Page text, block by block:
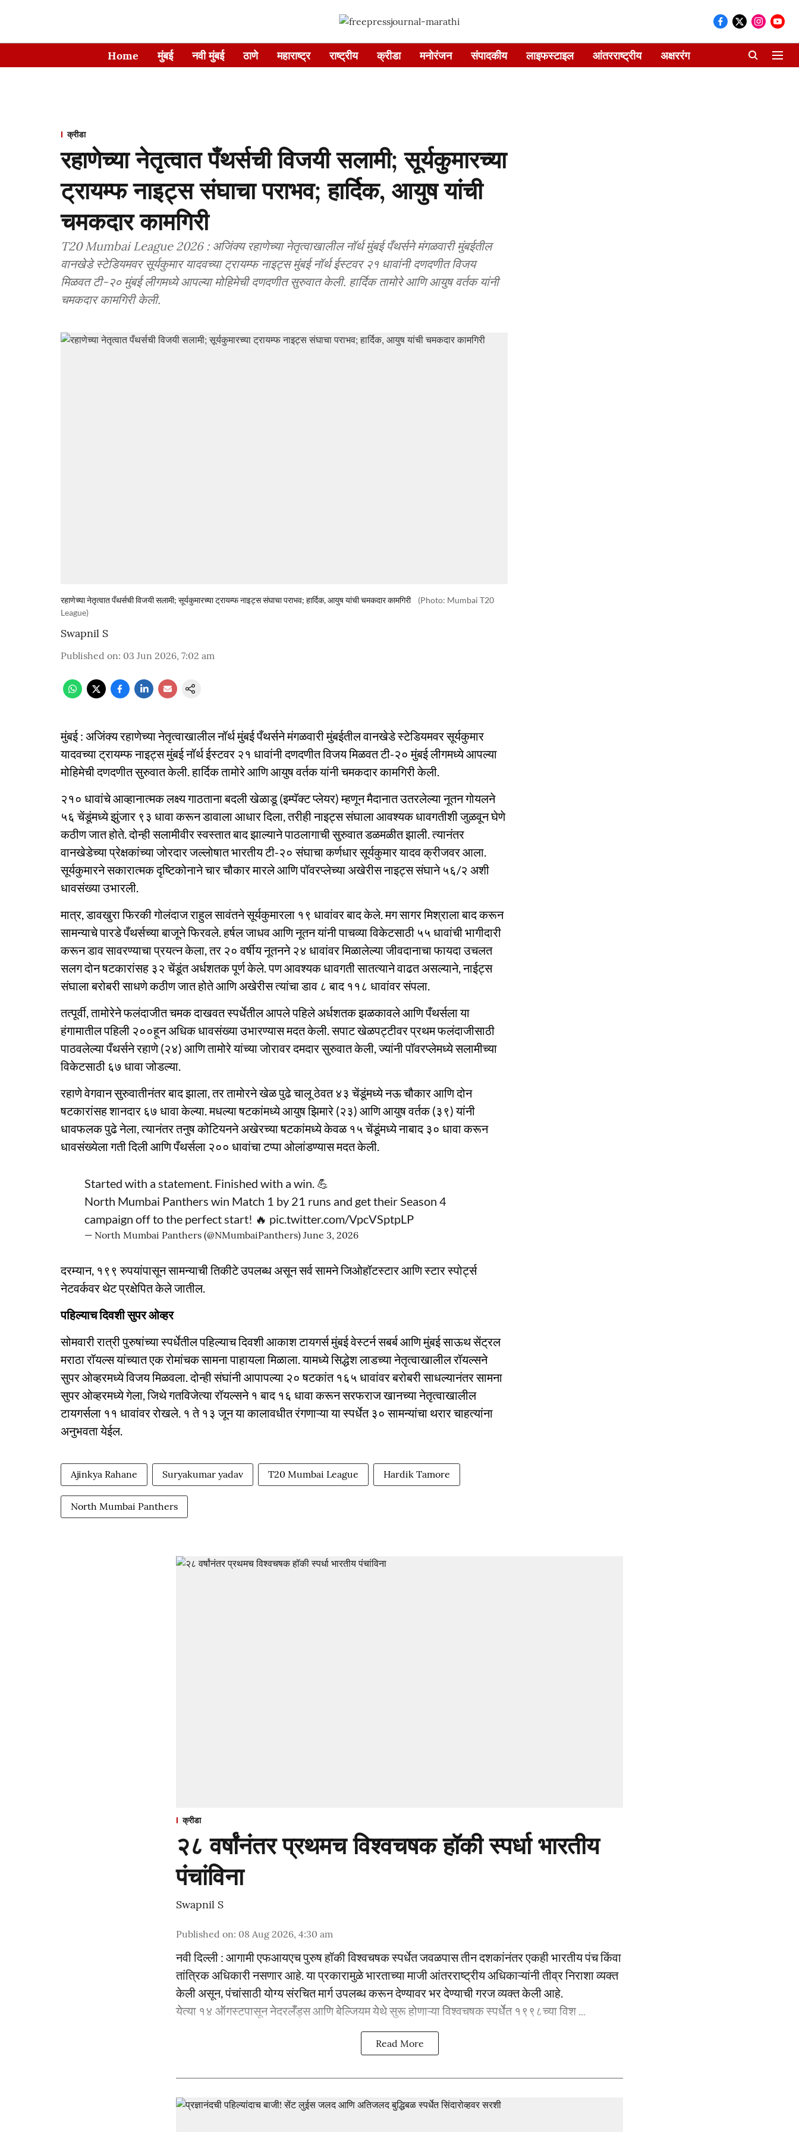
Home मुंबई नवी मुंबई ठाणे महाराष्ट्र राष्ट्रीय क्रीडा मनोरंजन संपादकीय लाइफस्टाइल आंतरराष्ट्रीय अक्षररंग
क्रीडा
रहाणेच्या नेतृत्वात पँथर्सची विजयी सलामी; सूर्यकुमारच्या
ट्रायम्फ नाइट्स संघाचा पराभव; हार्दिक, आयुष यांची
चमकदार कामगिरी
T20 Mumbai League 2026 : अजिंक्य रहाणेच्या नेतृत्वाखालील नॉर्थ मुंबई पँथर्सने मंगळवारी मुंबईतील
वानखेडे स्टेडियमवर सूर्यकुमार यादवच्या ट्रायम्फ नाइट्स मुंबई नॉर्थ ईस्टवर २१ धावांनी दणदणीत विजय
मिळवत टी-२० मुंबई लीगमध्ये आपल्या मोहिमेची दणदणीत सुरुवात केली. हार्दिक तामोरे आणि आयुष वर्तक यांनी
चमकदार कामगिरी केली.
रहाणेच्या नेतृत्वात पँथर्सची विजयी सलामी; सूर्यकुमारच्या ट्रायम्फ नाइट्स संघाचा पराभव; हार्दिक, आयुष यांची चमकदार कामगिरी
(Photo: Mumbai T20
League)
Swapnil S
Published on: 03 Jun 2026, 7:02 am
मुंबई : अजिंक्य रहाणेच्या नेतृत्वाखालील नॉर्थ मुंबई पँथर्सने मंगळवारी मुंबईतील वानखेडे स्टेडियमवर सूर्यकुमार
यादवच्या ट्रायम्फ नाइट्स मुंबई नॉर्थ ईस्टवर २१ धावांनी दणदणीत विजय मिळवत टी-२० मुंबई लीगमध्ये आपल्या
मोहिमेची दणदणीत सुरुवात केली. हार्दिक तामोरे आणि आयुष वर्तक यांनी चमकदार कामगिरी केली.
२१० धावांचे आव्हानात्मक लक्ष्य गाठताना बदली खेळाडू (इम्पॅक्ट प्लेयर) म्हणून मैदानात उतरलेल्या नूतन गोयलने
५६ चेंडूंमध्ये झुंजार ९३ धावा करून डावाला आधार दिला, तरीही नाइट्स संघाला आवश्यक धावगतीशी जुळवून घेणे
कठीण जात होते. दोन्ही सलामीवीर स्वस्तात बाद झाल्याने पाठलागाची सुरुवात डळमळीत झाली. त्यानंतर
वानखेडेच्या प्रेक्षकांच्या जोरदार जल्लोषात भारतीय टी-२० संघाचा कर्णधार सूर्यकुमार यादव क्रीजवर आला.
सूर्यकुमारने सकारात्मक दृष्टिकोनाने चार चौकार मारले आणि पॉवरप्लेच्या अखेरीस नाइट्स संघाने ५६/२ अशी
धावसंख्या उभारली.
मात्र, डावखुरा फिरकी गोलंदाज राहुल सावंतने सूर्यकुमारला १९ धावांवर बाद केले. मग सागर मिश्राला बाद करून
सामन्याचे पारडे पँथर्सच्या बाजूने फिरवले. हर्षल जाधव आणि नूतन यांनी पाचव्या विकेटसाठी ५५ धावांची भागीदारी
करून डाव सावरण्याचा प्रयत्न केला, तर २० वर्षीय नूतनने २४ धावांवर मिळालेल्या जीवदानाचा फायदा उचलत
सलग दोन षटकारांसह ३२ चेंडूंत अर्धशतक पूर्ण केले. पण आवश्यक धावगती सातत्याने वाढत असल्याने, नाईट्स
संघाला बरोबरी साधणे कठीण जात होते आणि अखेरीस त्यांचा डाव ८ बाद ११८ धावांवर संपला.
तत्पूर्वी, तामोरेने फलंदाजीत चमक दाखवत स्पर्धेतील आपले पहिले अर्धशतक झळकावले आणि पँथर्सला या
हंगामातील पहिली २००हून अधिक धावसंख्या उभारण्यास मदत केली. सपाट खेळपट्टीवर प्रथम फलंदाजीसाठी
पाठवलेल्या पँथर्सने रहाणे (२४) आणि तामोरे यांच्या जोरावर दमदार सुरुवात केली, ज्यांनी पॉवरप्लेमध्ये सलामीच्या
विकेटसाठी ६७ धावा जोडल्या.
रहाणे वेगवान सुरुवातीनंतर बाद झाला, तर तामोरने खेळ पुढे चालू ठेवत ४३ चेंडूंमध्ये नऊ चौकार आणि दोन
षटकारांसह शानदार ६७ धावा केल्या. मधल्या षटकांमध्ये आयुष झिमारे (२३) आणि आयुष वर्तक (३९) यांनी
धावफलक पुढे नेला, त्यानंतर तनुष कोटियनने अखेरच्या षटकांमध्ये केवळ १५ चेंडूंमध्ये नाबाद ३० धावा करून
धावसंख्येला गती दिली आणि पँथर्सला २०० धावांचा टप्पा ओलांडण्यास मदत केली.
Started with a statement. Finished with a win. 💪
North Mumbai Panthers win Match 1 by 21 runs and get their Season 4
campaign off to the perfect start! 🔥 pic.twitter.com/VpcVSptpLP
— North Mumbai Panthers (@NMumbaiPanthers) June 3, 2026
दरम्यान, १९९ रुपयांपासून सामन्याची तिकीटे उपलब्ध असून सर्व सामने जिओहॉटस्टार आणि स्टार स्पोर्ट्स
नेटवर्कवर थेट प्रक्षेपित केले जातील.
पहिल्याच दिवशी सुपर ओव्हर
सोमवारी रात्री पुरुषांच्या स्पर्धेतील पहिल्याच दिवशी आकाश टायगर्स मुंबई वेस्टर्न सबर्ब आणि मुंबई साऊथ सेंट्रल
मराठा रॉयल्स यांच्यात एक रोमांचक सामना पाहायला मिळाला. यामध्ये सिद्धेश लाडच्या नेतृत्वाखालील रॉयल्सने
सुपर ओव्हरमध्ये विजय मिळवला. दोन्ही संघांनी आपापल्या २० षटकांत १६५ धावांवर बरोबरी साधल्यानंतर सामना
सुपर ओव्हरमध्ये गेला, जिथे गतविजेत्या रॉयल्सने १ बाद १६ धावा करून सरफराज खानच्या नेतृत्वाखालील
टायगर्सला ११ धावांवर रोखले. १ ते १३ जून या कालावधीत रंगणाऱ्या या स्पर्धेत ३० सामन्यांचा थरार चाहत्यांना
अनुभवता येईल.
Ajinkya Rahane Suryakumar yadav T20 Mumbai League Hardik Tamore
North Mumbai Panthers
क्रीडा
२८ वर्षांनंतर प्रथमच विश्वचषक हॉकी स्पर्धा भारतीय
पंचांविना
Swapnil S
Published on: 08 Aug 2026, 4:30 am
नवी दिल्ली : आगामी एफआयएच पुरुष हॉकी विश्वचषक स्पर्धेत जवळपास तीन दशकांनंतर एकही भारतीय पंच किंवा
तांत्रिक अधिकारी नसणार आहे. या प्रकारामुळे भारताच्या माजी आंतरराष्ट्रीय अधिकाऱ्यांनी तीव्र निराशा व्यक्त
केली असून, पंचांसाठी योग्य संरचित मार्ग उपलब्ध करून देण्यावर भर देण्याची गरज व्यक्त केली आहे.
येत्या १४ ऑगस्टपासून नेदरलँड्स आणि बेल्जियम येथे सुरू होणाऱ्या विश्वचषक स्पर्धेत १९९८च्या विश ...
Read More